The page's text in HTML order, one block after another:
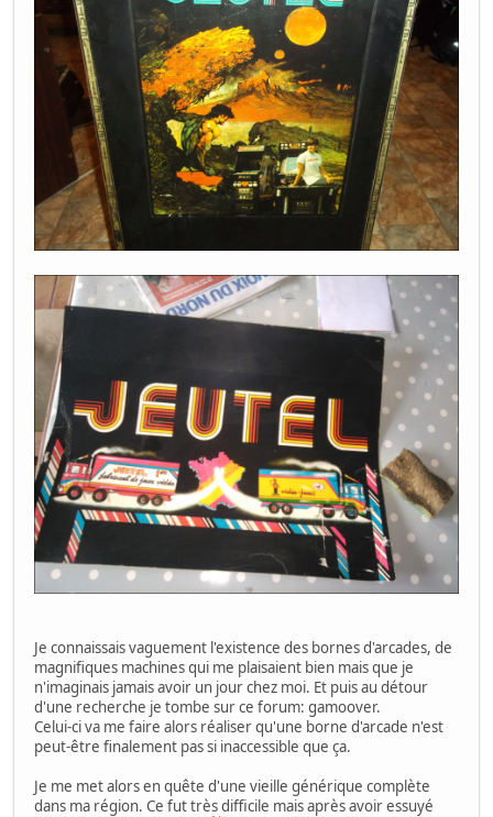
Je connaissais vaguement l'existence des bornes d'arcades, de
magnifiques machines qui me plaisaient bien mais que je
n'imaginais jamais avoir un jour chez moi. Et puis au détour
d'une recherche je tombe sur ce forum: gamoover.
Celui-ci va me faire alors réaliser qu'une borne d'arcade n'est
peut-être finalement pas si inaccessible que ça.
Je me met alors en quête d'une vieille générique complète
dans ma région. Ce fut très difficile mais après avoir essuyé